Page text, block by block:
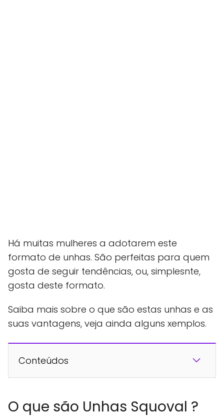
Há muitas mulheres a adotarem este
formato de unhas. São perfeitas para quem
gosta de seguir tendências, ou, simplesnte,
gosta deste formato.
Saiba mais sobre o que são estas unhas e as
suas vantagens, veja ainda alguns xemplos.
Conteúdos
O que são Unhas Squoval ?